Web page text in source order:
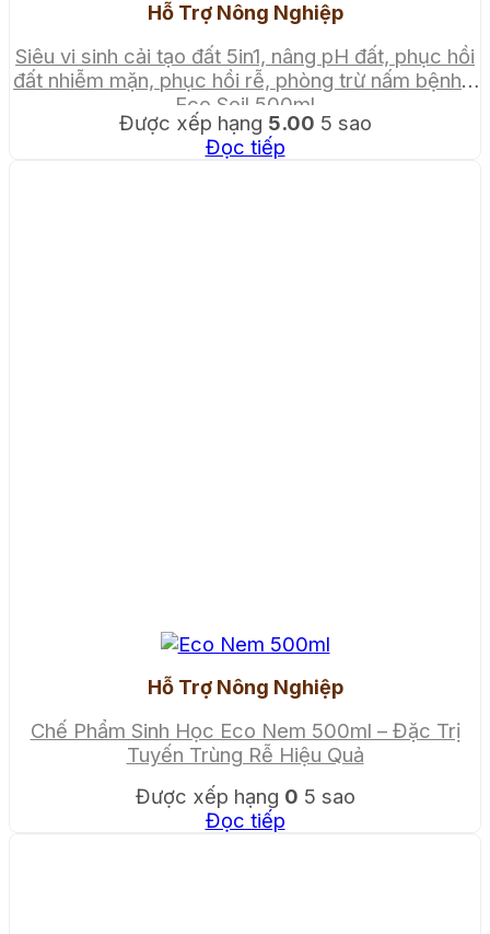
Hỗ Trợ Nông Nghiệp
Siêu vi sinh cải tạo đất 5in1, nâng pH đất, phục hồi
đất nhiễm mặn, phục hồi rễ, phòng trừ nấm bệnh –
Eco Soil 500ml
Được xếp hạng 5.00 5 sao
Đọc tiếp
Hỗ Trợ Nông Nghiệp
Chế Phẩm Sinh Học Eco Nem 500ml – Đặc Trị
Tuyến Trùng Rễ Hiệu Quả
Được xếp hạng 0 5 sao
Đọc tiếp